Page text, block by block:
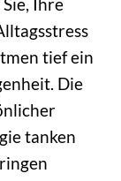
tief ein
Die
tanken